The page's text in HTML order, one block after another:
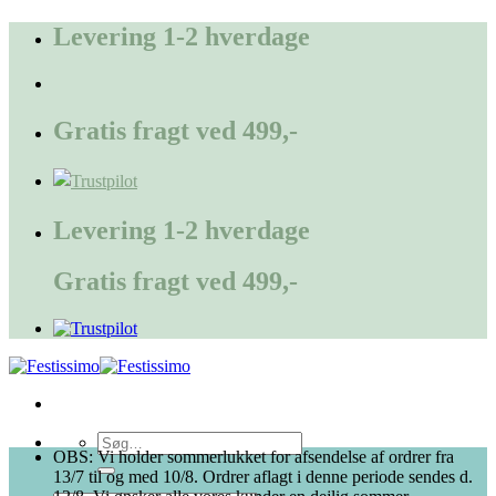
FortsætLevering 1-2 hverdage
Gratis fragt ved 499,-
Levering 1-2 hverdage
Gratis fragt ved 499,-
Søg
efter:
OBS: Vi holder sommerlukket for afsendelse af ordrer fra
13/7 til og med 10/8. Ordrer aflagt i denne periode sendes d.